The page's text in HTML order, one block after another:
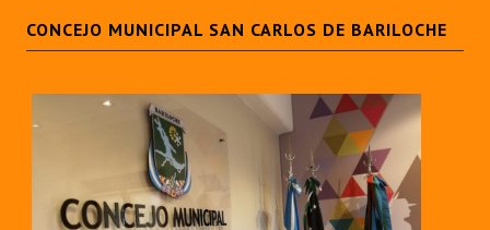
CONCEJO MUNICIPAL SAN CARLOS DE BARILOCHE